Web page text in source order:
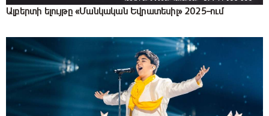
Ալբերտի ելույթը «Մանկական Եվրատեսիլ» 2025–ում